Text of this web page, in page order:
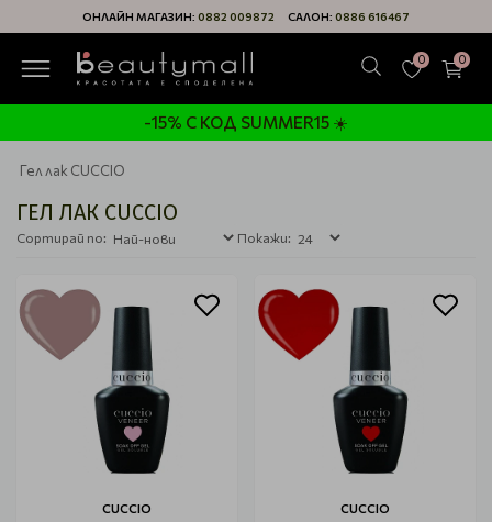
ОНЛАЙН МАГАЗИН: 0882 009872 САЛОН: 0886 616467
0 0
-15% С КОД SUMMER15 ☀️
Гел лак CUCCIO
ГЕЛ ЛАК CUCCIO
Сортирай по: Покажи:
CUCCIO CUCCIO